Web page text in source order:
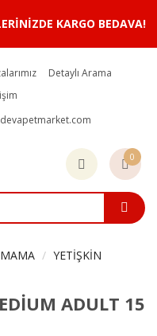
KARGO BEDAVA!
Detaylı Arama
0
MAMA YETİŞKİN
ADULT 15